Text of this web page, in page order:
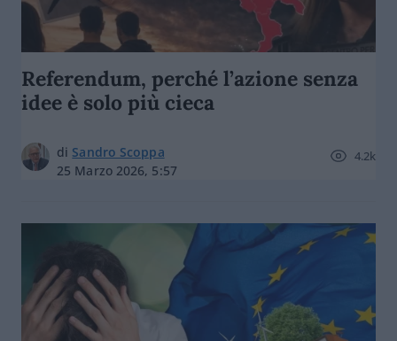
Referendum, perché l’azione senza
idee è solo più cieca
di Sandro Scoppa
25 Marzo 2026, 5:57
4.2k